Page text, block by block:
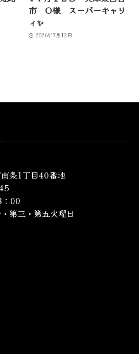
市 O様 スーパーキャリ
ィ✨
2026年7月12日
条1丁目40番地
00
第三・第五火曜日